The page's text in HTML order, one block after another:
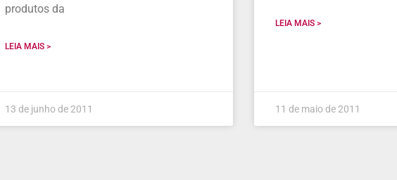
produtos da
LEIA MAIS >
13 de junho de 2011
LEIA MAIS >
11 de maio de 2011